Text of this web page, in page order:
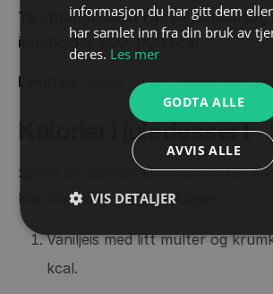
Ta utgangspunkt i at en julemiddag
inneholder 900-1100 kcal.
Lesetips: Redd for å gå opp i vekt i
Kalorier i juledessert
Spiser du dessert kommer dette i
kaloriinnholdet i julemiddagen.
Vaniljeis med litt multer og
kcal.
informasjon du har gitt dem
har samlet inn fra din bruk av
deres. Les mer
GODTA ALLE
AVVIS ALLE
VIS DETALJER